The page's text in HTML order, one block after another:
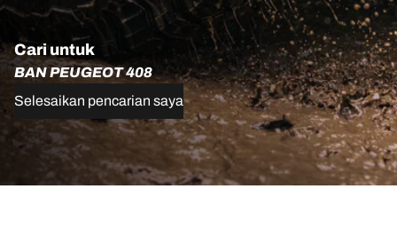
Cari untuk
BAN PEUGEOT 408
Selesaikan pencarian saya